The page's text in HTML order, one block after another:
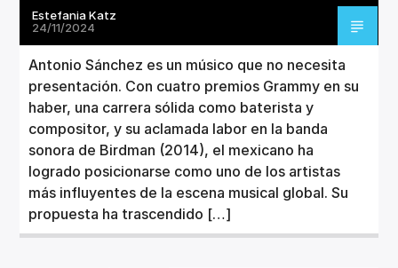
Estefania Katz
24/11/2024
Antonio Sánchez es un músico que no necesita
presentación. Con cuatro premios Grammy en su
haber, una carrera sólida como baterista y
compositor, y su aclamada labor en la banda
sonora de Birdman (2014), el mexicano ha
logrado posicionarse como uno de los artistas
más influyentes de la escena musical global. Su
propuesta ha trascendido […]